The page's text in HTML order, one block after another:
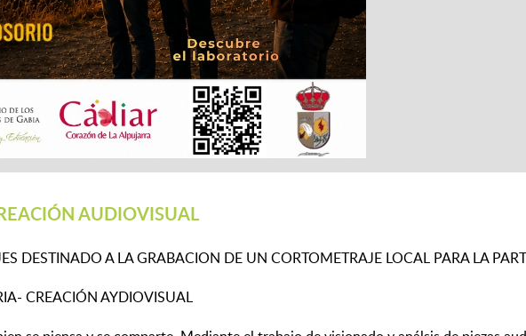
AUDIOVISUAL
DESTINADO A LA GRABACION DE UN CORTOMETRAJE LOCAL PARA LA
CREACIÓN AYDIOVISUAL